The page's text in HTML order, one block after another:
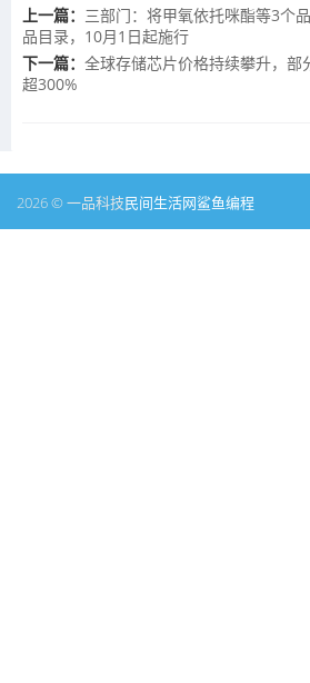
上一篇： 三部门：将甲氧依托咪酯等3个
品目录，10月1日起施行
下一篇： 全球存储芯片价格持续攀升，部
超300%
2026 © 一品科技民间生活网鲨鱼编程